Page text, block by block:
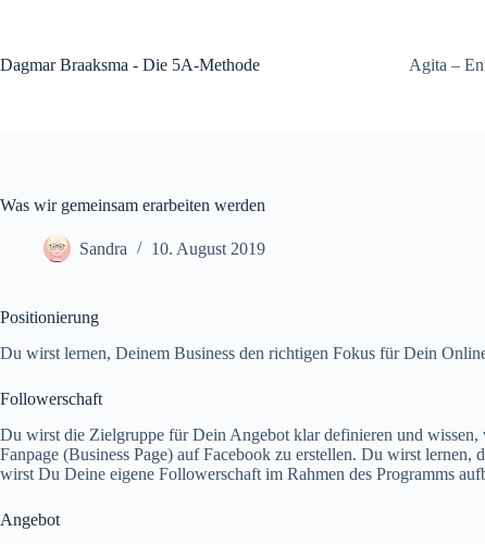
Dagmar Braaksma - Die 5A-Methode
Agita –
Was wir gemeinsam erarbeiten werden
Sandra 10. August 2019
Positionierung
Du wirst lernen, Deinem Business den richtigen Fokus für Dein
Followerschaft
Du wirst die Zielgruppe für Dein Angebot klar definieren und wissen,
Fanpage (Business Page) auf Facebook zu erstellen. Du wirst
wirst Du Deine eigene Followerschaft im Rahmen des Programms
Angebot